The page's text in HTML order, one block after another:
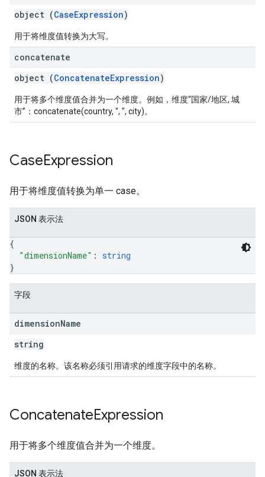
object (CaseExpression)
用于将维度值转换为大写。
concatenate
object (ConcatenateExpression)
用于将多个维度值合并为一个维度。例如，维度“国家/地区, 城
市”：concatenate(country, ", ", city)。
CaseExpression
用于将维度值转换为单一 case。
JSON 表示法
{
"dimensionName" : string
}
字段
dimensionName
string
维度的名称。该名称必须引用请求的维度字段中的名称。
ConcatenateExpression
用于将多个维度值合并为一个维度。
JSON 表示法